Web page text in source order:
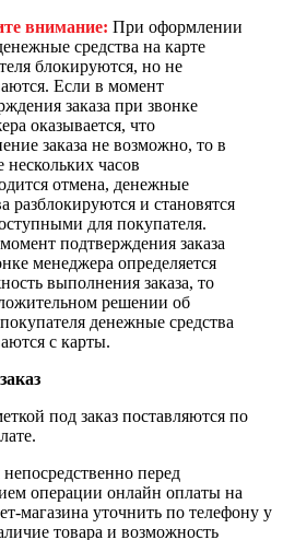
внимание: При оформлении
средства на карте
блокируются, но не
Если в момент
заказа при звонке
оказывается, что
заказа не возможно, то в
нескольких часов
отмена, денежные
разблокируются и становятся
для покупателя.
подтверждения заказа
менеджера определяется
выполнения заказа, то
решении об
денежные средства
с карты.
под заказ поставляются по
перед
операции онлайн оплаты на
магазина уточнить по телефону у
товара и возможность